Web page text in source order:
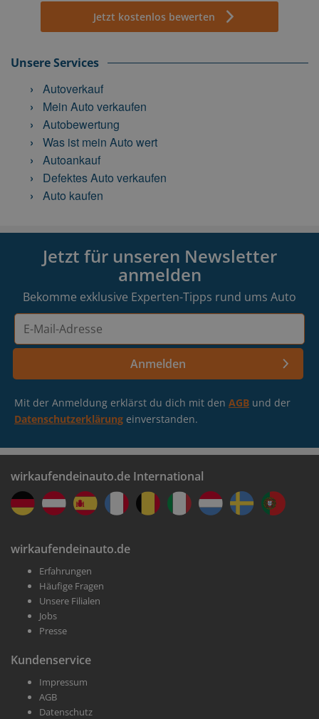
Jetzt kostenlos bewerten
Unsere Services
Autoverkauf
Mein Auto verkaufen
Autobewertung
Was ist mein Auto wert
Autoankauf
Defektes Auto verkaufen
Auto kaufen
Jetzt für unseren Newsletter
anmelden
Bekomme exklusive Experten-Tipps rund ums Auto
Adresse
Anmelden
Mit der Anmeldung erklärst du dich mit den AGB und der
Datenschutzerklärung einverstanden.
wirkaufendeinauto.de International
wirkaufendeinauto.de
Erfahrungen
Häufige Fragen
Unsere Filialen
Jobs
Presse
Kundenservice
Impressum
AGB
Datenschutz